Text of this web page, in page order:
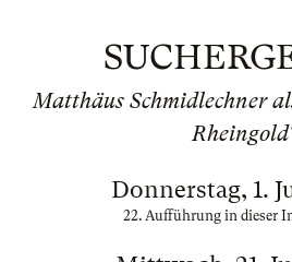
Matthäus Schmidlechner
Donnerstag, 1.
22. Aufführung in dieser